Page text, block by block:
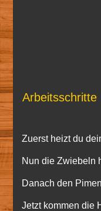
Arbeitsschritte
Zuerst heizt du
Nun die Zwiebeln
Danach den
Jetzt kommen die